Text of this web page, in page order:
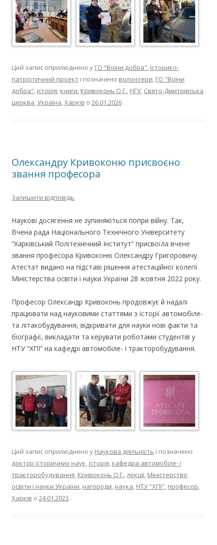
Цей запис оприлюднено у ГО "Воїни добра", Історико-
патріотичний проект і позначено волонтери, ГО "Воїни
добра", історія, книги, Кривоконь О.Г., НГУ, Свято-Дмитрівська
церква,Україна,Харків о 26.01.2026 .
Олександру Кривоконю присвоєно
звання професора
Залишити відповідь
Наукові досягення не зупиняються попри війну. Так,
Вчена рада Національного Технічного Університету
“Харківський Політехнічний Інститут” присвоїла вчене
звання професора Кривоконю Олександру Григоровичу.
Атестат видано на підставі рішення атестаційної колегії
Міністерства освіти і науки України 28 жовтня 2022 року.
Професор Олександр Кривоконь продовжує й надалі
працювати над науковими статтями з історії автомобіле-
та літакобудування, відкривати для науки нові факти та
біографії, викладати та керувати роботами студентів у
НТУ “ХПІ” на кафедрі автомобіле- і тракторобудування.
Цей запис оприлюднено у Наукова діяльність і позначено
доктор історичних наук, історія, кафедра автомобіле- і
тракторобудування, Кривоконь О.Г.,лекції, Міністерство
освіти і науки України, нагороди, наука, НТУ "ХПІ", професор,
Харків о 24.01.2023 .